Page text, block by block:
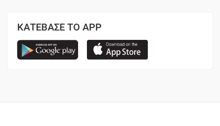
ΚΑΤΕΒΑΣΕ ΤΟ APP